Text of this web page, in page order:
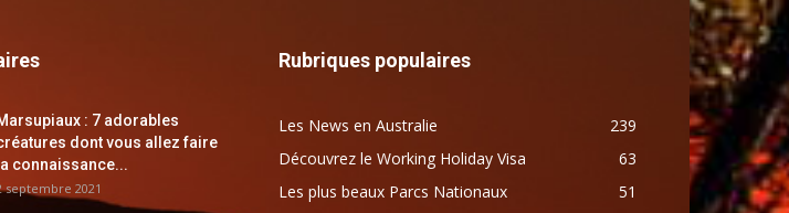
: 7 adorables
dont vous allez faire
la connaissance...
septembre 2021
Rubriques populaires
Les News en Australie
239
Découvrez le Working Holiday Visa
63
Les plus beaux Parcs Nationaux
51